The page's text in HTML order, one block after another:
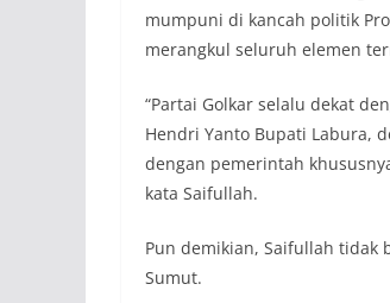
mumpuni di kancah politik
merangkul seluruh elemen
“Partai Golkar selalu dekat
Hendri Yanto Bupati Labura,
dengan pemerintah
kata Saifullah.
Pun demikian, Saifullah tidak
Sumut.